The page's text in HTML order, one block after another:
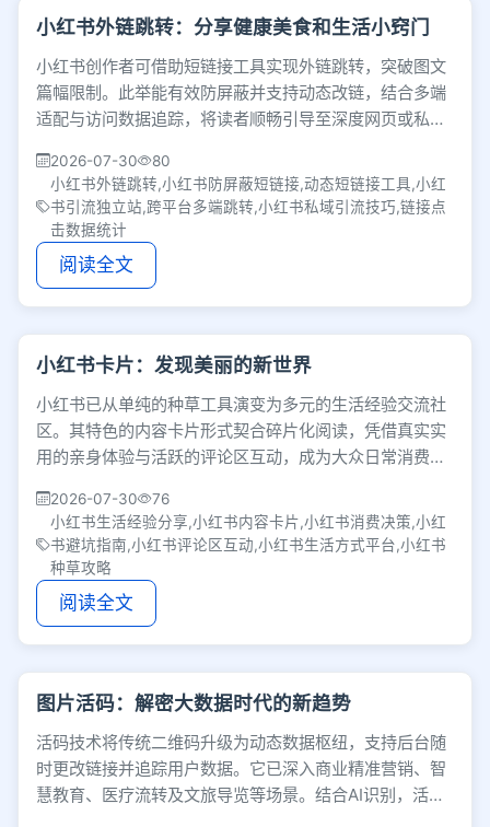
小红书外链跳转：分享健康美食和生活小窍门
小红书创作者可借助短链接工具实现外链跳转，突破图文
篇幅限制。此举能有效防屏蔽并支持动态改链，结合多端
适配与访问数据追踪，将读者顺畅引导至深度网页或私
2026-07-30
80
小红书外链跳转,小红书防屏蔽短链接,动态短链接工具,小红
书引流独立站,跨平台多端跳转,小红书私域引流技巧,链接点
击数据统计
阅读全文
小红书卡片：发现美丽的新世界
小红书已从单纯的种草工具演变为多元的生活经验交流社
区。其特色的内容卡片形式契合碎片化阅读，凭借真实实
用的亲身体验与活跃的评论区互动，成为大众日常消费决
2026-07-30
76
小红书生活经验分享,小红书内容卡片,小红书消费决策,小红
书避坑指南,小红书评论区互动,小红书生活方式平台,小红书
种草攻略
阅读全文
图片活码：解密大数据时代的新趋势
活码技术将传统二维码升级为动态数据枢纽，支持后台随
时更改链接并追踪用户数据。它已深入商业精准营销、智
慧教育、医疗流转及文旅导览等场景。结合AI识别，活码